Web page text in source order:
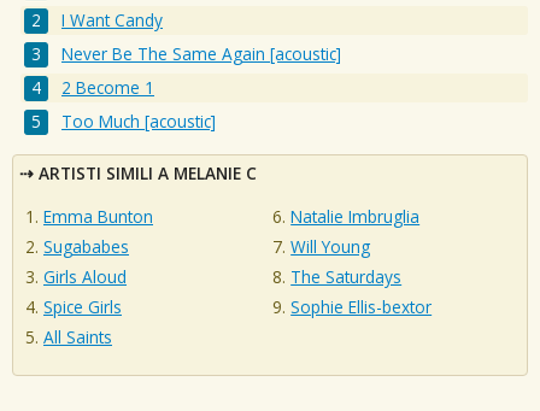
I Want Candy
Never Be The Same Again [acoustic]
2 Become 1
Too Much [acoustic]
ARTISTI SIMILI A MELANIE C
Emma Bunton
Sugababes
Girls Aloud
Spice Girls
All Saints
Natalie Imbruglia
Will Young
The Saturdays
Sophie Ellis-bextor